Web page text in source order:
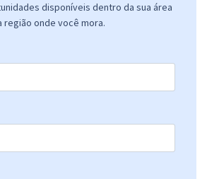
disponíveis dentro da sua área
onde você mora.